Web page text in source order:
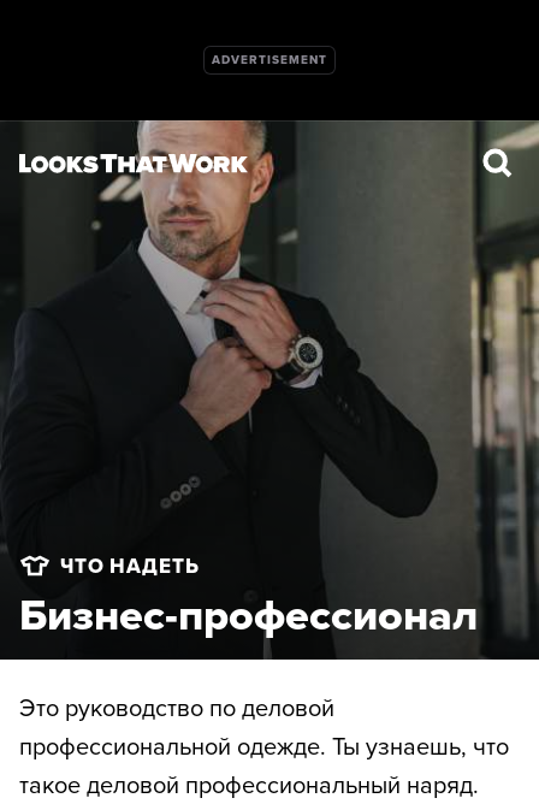
ЧТО НАДЕТЬ
Бизнес-профессионал
Это руководство по деловой
профессиональной одежде. Ты узнаешь, что
такое деловой профессиональный наряд.